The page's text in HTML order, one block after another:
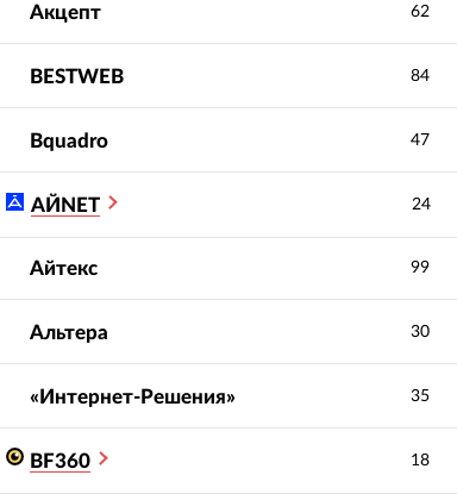
5.0
в топ-10 по
посещаемость в
Увеличили органический
Вывод в топ-3 выдачи
запросов
Акцепт 62
BESTWEB 84
Bquadro 47
АЙNET 24
Айтекс 99
Альтера 30
«Интернет-Решения» 35
BF360 18